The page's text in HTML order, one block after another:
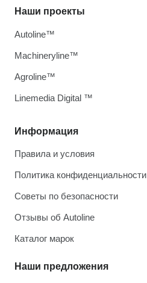
Информация
Правила и условия
Политика конфиденциальности
Советы по безопасности
Отзывы об Autoline
Каталог марок
Наши предложения
Наши проекты
Autoline™
Machineryline™
Agroline™
Linemedia Digital ™